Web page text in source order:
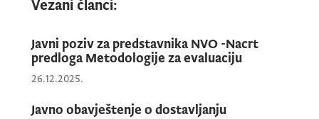
Ministarstvo javne uprave, digitalnog
organizacije da predlože pet predstavnika za
Vezani članci:
Javni poziv za predstavnika NVO -Nacrt
predloga Metodologije za evaluaciju
26.12.2025.
Javno obavještenje o dostavljanju